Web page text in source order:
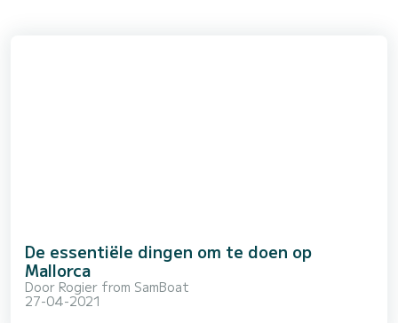
De essentiële dingen om te doen op
Mallorca
Door Rogier from SamBoat
27-04-2021